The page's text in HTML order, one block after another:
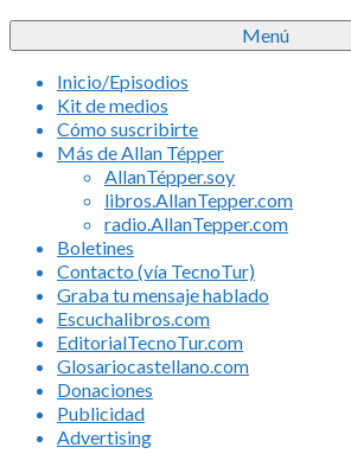
Menú
Inicio/Episodios
Kit de medios
Cómo suscribirte
Más de Allan Tépper
AllanTépper.soy
libros.AllanTepper.com
radio.AllanTepper.com
Boletines
Contacto (vía TecnoTur)
Graba tu mensaje hablado
Escuchalibros.com
EditorialTecnoTur.com
Glosariocastellano.com
Donaciones
Publicidad
Advertising